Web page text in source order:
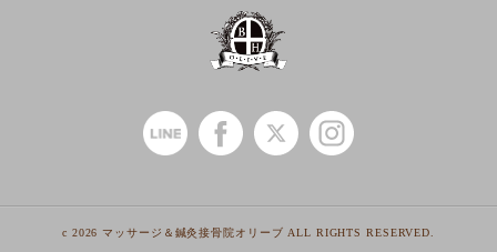
c 2026 マッサージ＆鍼灸接骨院オリーブ ALL RIGHTS RESERVED.